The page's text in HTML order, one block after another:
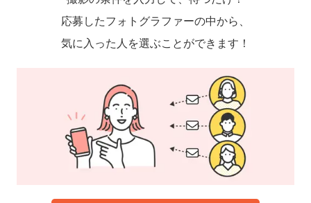
応募したフォトグラファーの中から、
気に入った人を選ぶことができます！